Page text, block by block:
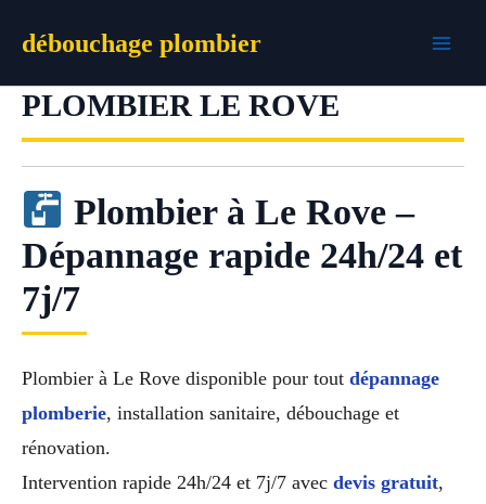
débouchage plombier
PLOMBIER LE ROVE
Plombier à Le Rove –
Dépannage rapide 24h/24 et
7j/7
Plombier à Le Rove disponible pour tout dépannage
plomberie, installation sanitaire, débouchage et
rénovation.
Intervention rapide 24h/24 et 7j/7 avec devis gratuit,